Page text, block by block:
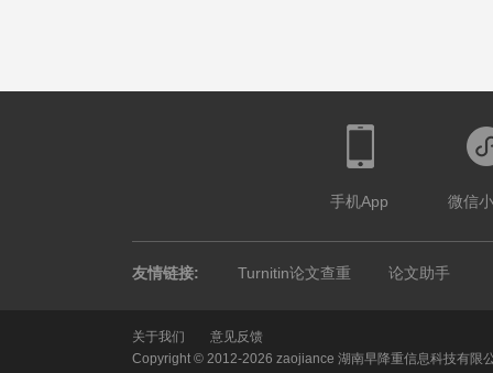
手机App 微信
友情链接: Turnitin论文查重 论文助手
关于我们
意见反馈
Copyright © 2012-2026 zaojiance 湖南早降重信息科技有限